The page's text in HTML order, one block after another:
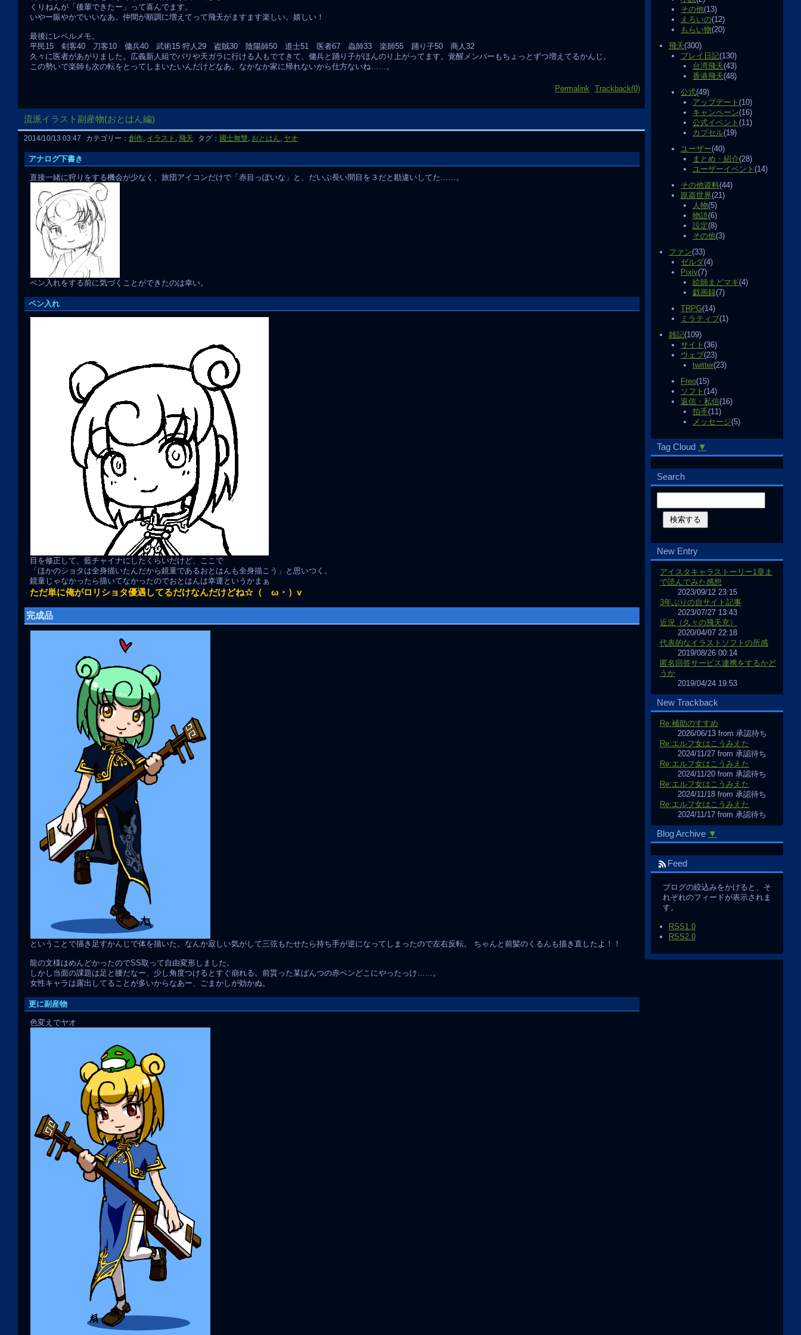
その他(13)
えろいの(12)
もらい物(20)
飛天(300)
プレイ日記(130)
台湾飛天(43)
香港飛天(48)
公式(49)
アップデート (10)
キャンペーン(16)
公式イベント (11)
カプセル(19)
ユーザー(40)
まとめ・紹介(28)
ユーザーイベント (14)
その他資料(44)
崑崙世界(21)
人物(5)
物語(6)
設定(8)
その他(3)
ファン(33)
ゼルダ(4)
Pixiv(7)
絵師まどマギ(4)
戯画録(7)
TRPG(14)
ミラティブ(1)
雑記(109)
サイト (36)
ウェブ(23)
twitter(23)
Freo(15)
ソフト (14)
返信・私信(16)
拍手(11)
メッセージ(5)
Tag Cloud ▼
Search
New Entry
アイスタキャラストーリー1章ま
で読んでみた感想
2023/09/12 23:15
3年ぶりの自サイト記事
2023/07/27 13:43
近況（久々の飛天充）
2020/04/07 22:18
代表的なイラストソフトの所感
2019/08/26 00:14
匿名回答サービス連携をするかど
うか
2019/04/24 19:53
New Trackback
Re:補助のすすめ
2026/06/13 from 承認待ち
Re:エルフ女はこうみえた
2024/11/27 from 承認待ち
Re:エルフ女はこうみえた
2024/11/20 from 承認待ち
Re:エルフ女はこうみえた
2024/11/18 from 承認待ち
Re:エルフ女はこうみえた
2024/11/17 from 承認待ち
Blog Archive ▼
Feed
ブログの絞込みをかけると、そ
れぞれのフィードが表示されま
す。
RSS1.0
RSS2.0
くりねんが「後輩できたー」って喜んでます。
いやー賑やかでいいなあ。仲間が順調に増えてって飛天がますます楽しい。嬉しい！
最後にレベルメモ。
平民15 剣客40 刀客10 傭兵40 武術15 狩人29 盗賊30 陰陽師50 道士51 医者67 蟲師33 楽師55 踊り子50 商人32
久々に医者があがりました。広義新人組でバリや天ガラに行ける人もでてきて、傭兵と踊り子がほんのり上がってます。覚醒メンバーもちょっとずつ増えてるかんじ。
この勢いで楽師も次の転をとってしまいたいんだけどなあ。なかなか家に帰れないから仕方ないね……。
Permalink Trackback(0)
流派イラスト副産物(おとはん編)
2014/10/13 03:47 カテゴリー： 創作 イラスト 飛天 タグ： 國士無雙 おとはん ヤオ
アナログ下書き
直接一緒に狩りをする機会が少なく、旅団アイコンだけで「赤目っぽいな」と、だいぶ長い間目を３だと勘違いしてた……。
ペン入れをする前に気づくことができたのは幸い。
ペン入れ
目を修正して、藍チャイナにしたくらいだけど、ここで
「ほかのショタは全身描いたんだから鏡童であるおとはんも全身描こう」と思いつく。
鏡童じゃなかったら描いてなかったのでおとはんは幸運というかまぁ
ただ単に俺がロリショタ優遇してるだけなんだけどね☆（ゝω・）v
完成品
ということで描き足すかんじで体を描いた。なんか寂しい気がして三弦もたせたら持ち手が逆になってしまったので左右反転。 ちゃんと前髪のくるんも描き直したよ！！
龍の文様はめんどかったのでSS取って自由変形しました。
しかし当面の課題は足と腰だなー、少し角度つけるとすぐ崩れる。前貰った某ぱんつの赤ペンどこにやったっけ……。
女性キャラは露出してることが多いからなあー、ごまかしが効かぬ。
更に副産物
色変えでヤオ